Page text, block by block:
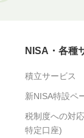
NISA・各種
積立サービス
新NISA特設ペ
税制度への対
特定口座)